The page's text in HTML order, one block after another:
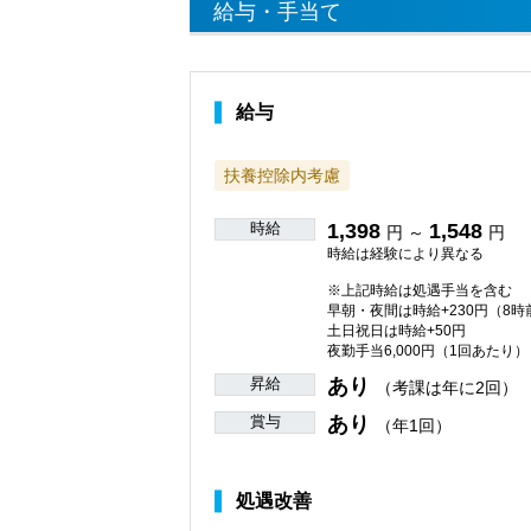
給与・手当て
給与
扶養控除内考慮
時給 1,398 円 ～ 1,548 円
時給は経験により異なる
※上記時給は処遇手当を含む
早朝・夜間は時給+230円（8時
土日祝日は時給+50円
夜勤手当6,000円（1回あたり）
昇給 あり （考課は年に2回）
賞与 あり （年1回）
処遇改善